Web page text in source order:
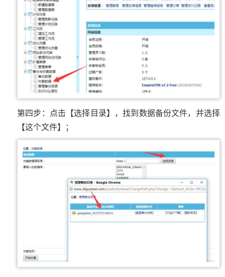
第四步：点击【选择目录】，找到数据备份文件，并选择
【这个文件】；